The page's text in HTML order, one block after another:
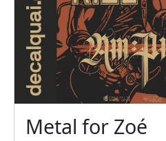
Metal for Zoé